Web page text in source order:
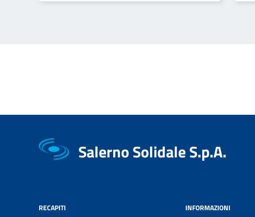
Salerno Solidale S.p.A.
RECAPITI INFORMAZIONI